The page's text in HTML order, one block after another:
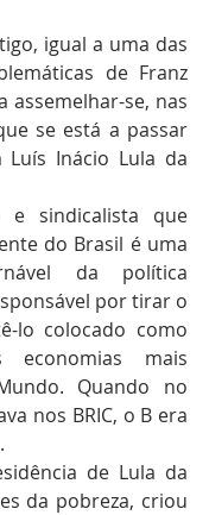
igual a uma das
de Franz
assemelhar-se, nas
se está a passar
Inácio Lula da
do Brasil é uma
da política
por tirar o
lo colocado como
mais
Quando no
nos BRIC, o B era
da pobreza, criou